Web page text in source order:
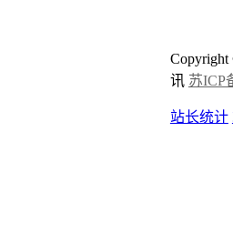
讯 苏ICP
站长统计